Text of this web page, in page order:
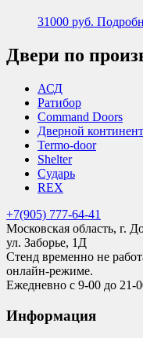
31000 руб.
Двери по
АСД
Ратибор
Command Doors
Дверной континент
Termo-door
Shelter
Сударь
REX
+7(905) 777-64-41
Московская область, г.
ул. Заборье, 1Д
Стенд временно не
онлайн-режиме.
Ежедневно с 9-00 до 21-
Информация